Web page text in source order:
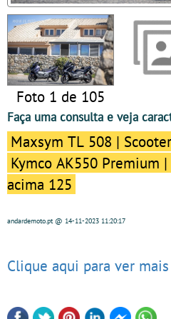
Foto 1 de 105
Faça uma consulta e veja
Maxsym TL 508 |
Kymco AK550 Premium
acima 125
andardemoto.pt@ 14-11-2023 11:20:17
Clique aqui para ver